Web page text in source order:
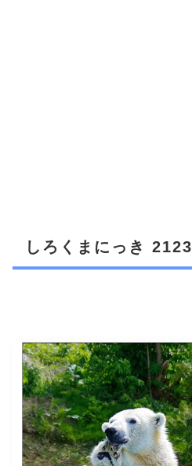
しろくまにっき 2123